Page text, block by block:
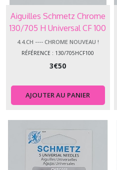
Aiguilles Schmetz Chrome
130/705 H Universal CF 100
4.4.CH ---- CHROME NOUVEAU !
RÉFÉRENCE : 130/705HCF100
3€50
AJOUTER AU PANIER
Triples
(16)
4.4.IN
-
Industrielles
(4)